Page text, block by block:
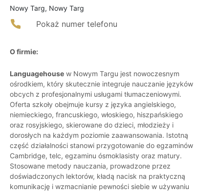
Nowy Targ, Nowy Targ
Pokaż numer telefonu
O firmie:
Languagehouse w Nowym Targu jest nowoczesnym
ośrodkiem, który skutecznie integruje nauczanie języków
obcych z profesjonalnymi usługami tłumaczeniowymi.
Oferta szkoły obejmuje kursy z języka angielskiego,
niemieckiego, francuskiego, włoskiego, hiszpańskiego
oraz rosyjskiego, skierowane do dzieci, młodzieży i
dorosłych na każdym poziomie zaawansowania. Istotną
część działalności stanowi przygotowanie do egzaminów
Cambridge, telc, egzaminu ósmoklasisty oraz matury.
Stosowane metody nauczania, prowadzone przez
doświadczonych lektorów, kładą nacisk na praktyczną
komunikację i wzmacnianie pewności siebie w używaniu